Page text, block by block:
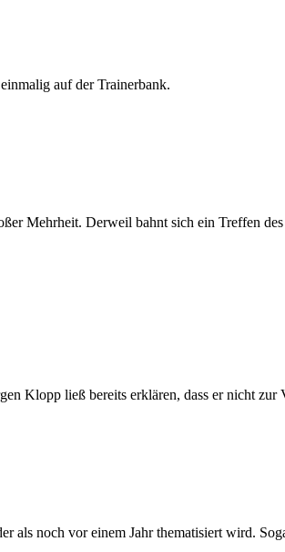
auf der Trainerbank.
Mehrheit. Derweil bahnt sich ein Treffen des
Klopp ließ bereits erklären, dass er nicht zur
als noch vor einem Jahr thematisiert wird.